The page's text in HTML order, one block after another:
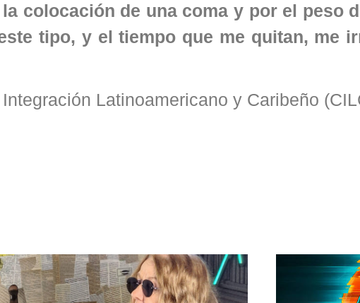
colocación de una coma y por el peso
tipo, y el tiempo que me quitan, me
Latinoamericano y Caribeño